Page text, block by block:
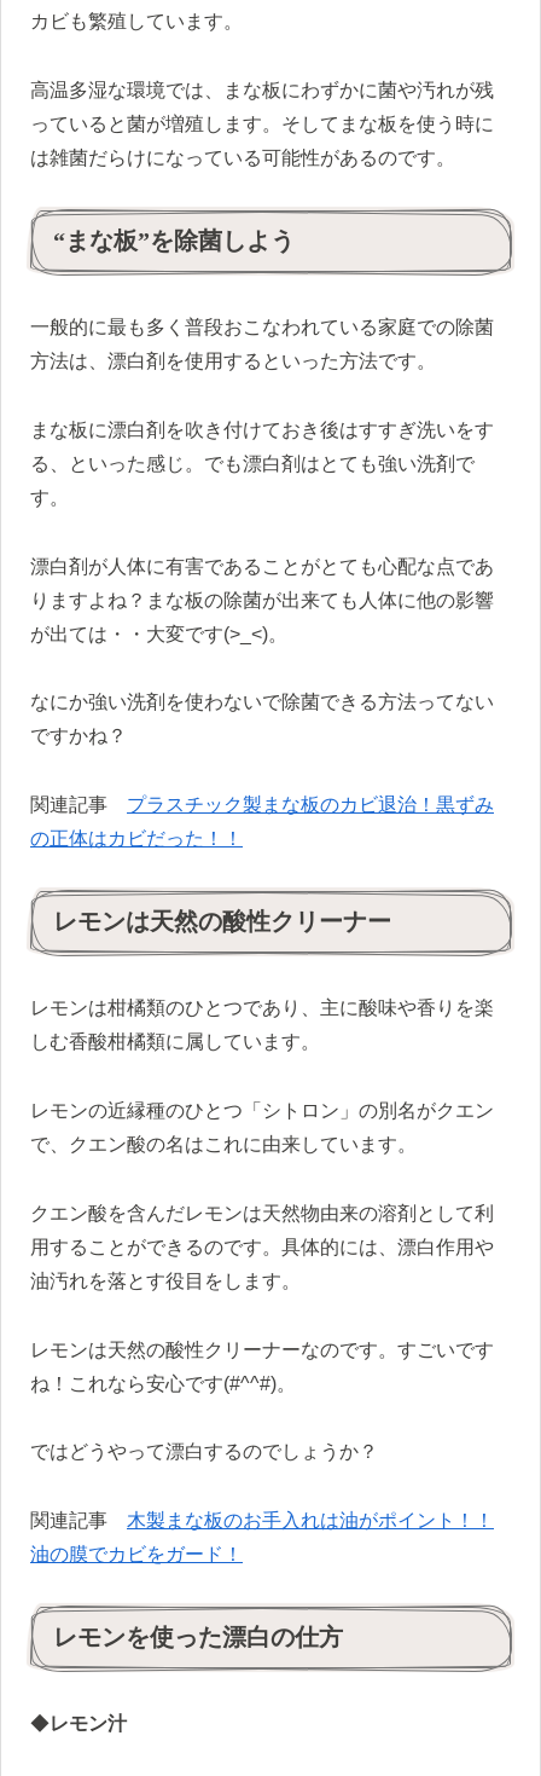
カビも繁殖しています。
高温多湿な環境では、まな板にわずかに菌や汚れが残
っていると菌が増殖します。そしてまな板を使う時に
は雑菌だらけになっている可能性があるのです。
“まな板”を除菌しよう
一般的に最も多く普段おこなわれている家庭での除菌
方法は、漂白剤を使用するといった方法です。
まな板に漂白剤を吹き付けておき後はすすぎ洗いをす
る、といった感じ。でも漂白剤はとても強い洗剤で
す。
漂白剤が人体に有害であることがとても心配な点であ
りますよね？まな板の除菌が出来ても人体に他の影響
が出ては・・大変です(>_<)。
なにか強い洗剤を使わないで除菌できる方法ってない
ですかね？
関連記事 プラスチック製まな板のカビ退治！黒ずみ
の正体はカビだった！！
レモンは天然の酸性クリーナー
レモンは柑橘類のひとつであり、主に酸味や香りを楽
しむ香酸柑橘類に属しています。
レモンの近縁種のひとつ「シトロン」の別名がクエン
で、クエン酸の名はこれに由来しています。
クエン酸を含んだレモンは天然物由来の溶剤として利
用することができるのです。具体的には、漂白作用や
油汚れを落とす役目をします。
レモンは天然の酸性クリーナーなのです。すごいです
ね！これなら安心です(#^^#)。
ではどうやって漂白するのでしょうか？
関連記事 木製まな板のお手入れは油がポイント！！
油の膜でカビをガード！
レモンを使った漂白の仕方
◆レモン汁